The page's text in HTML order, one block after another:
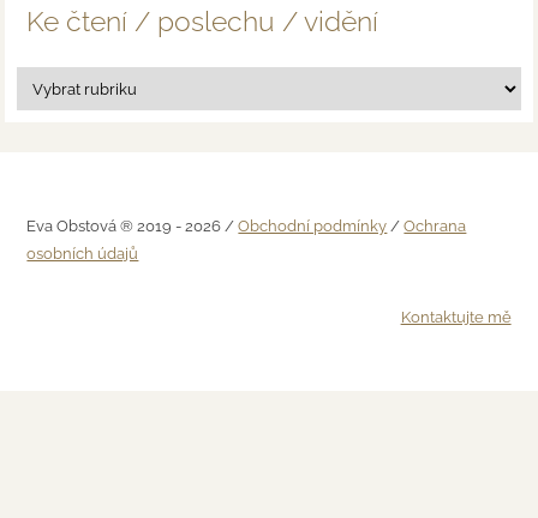
Ke čtení / poslechu / vidění
Eva Obstová ® 2019 - 2026 /Obchodní podmínky /Ochrana
osobních údajů
Kontaktujte mě